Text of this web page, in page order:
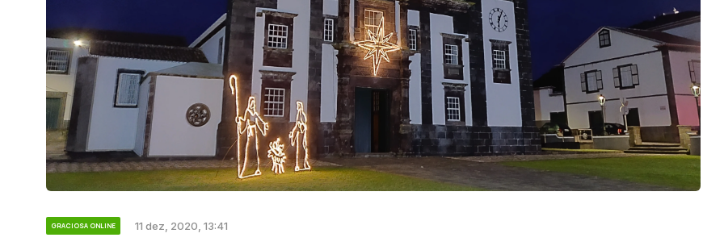
GRACIOSA ONLINE 11 dez, 2020, 13:41